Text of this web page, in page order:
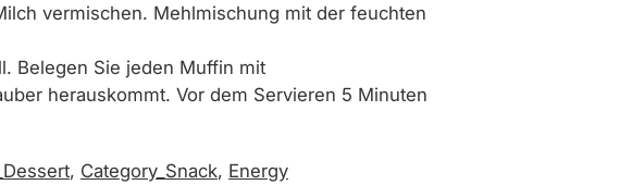
vermischen. Mehlmischung mit der feuchten
Belegen Sie jeden Muffin mit
herauskommt. Vor dem Servieren 5 Minuten
, Category_Snack, Energy